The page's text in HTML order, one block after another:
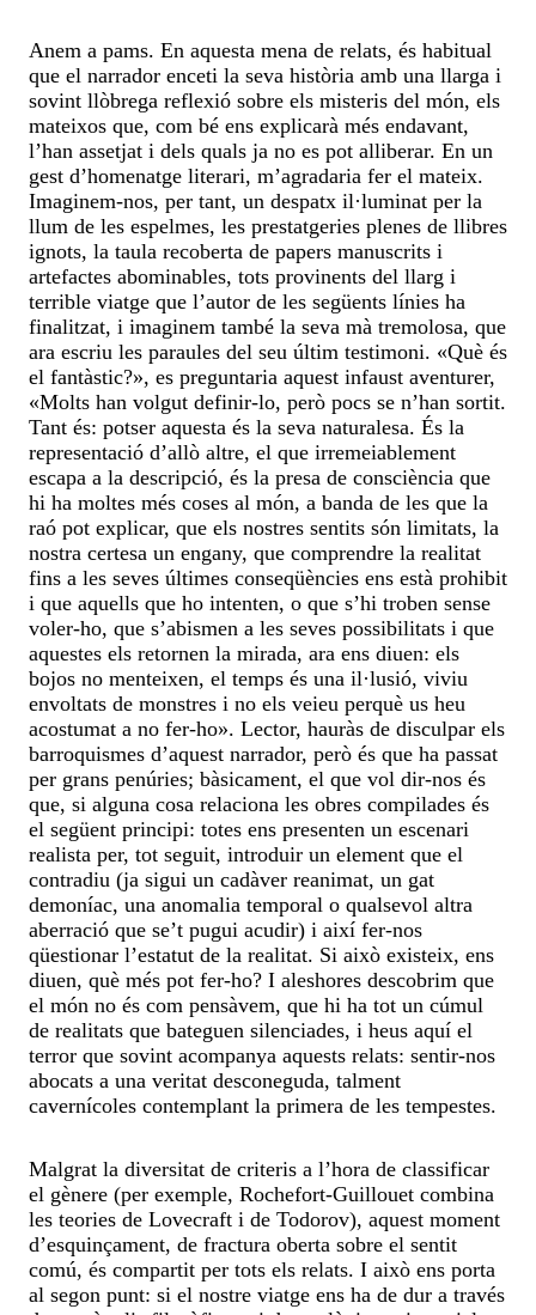
Anem a pams. En aquesta mena de relats, és habitual
que el narrador enceti la seva història amb una llarga i
sovint llòbrega reflexió sobre els misteris del món, els
mateixos que, com bé ens explicarà més endavant,
l’han assetjat i dels quals ja no es pot alliberar. En un
gest d’homenatge literari, m’agradaria fer el mateix.
Imaginem-nos, per tant, un despatx il·luminat per la
llum de les espelmes, les prestatgeries plenes de llibres
ignots, la taula recoberta de papers manuscrits i
artefactes abominables, tots provinents del llarg i
terrible viatge que l’autor de les següents línies ha
finalitzat, i imaginem també la seva mà tremolosa, que
ara escriu les paraules del seu últim testimoni. «Què és
el fantàstic?», es preguntaria aquest infaust aventurer,
«Molts han volgut definir-lo, però pocs se n’han sortit.
Tant és: potser aquesta és la seva naturalesa. És la
representació d’allò altre, el que irremeiablement
escapa a la descripció, és la presa de consciència que
hi ha moltes més coses al món, a banda de les que la
raó pot explicar, que els nostres sentits són limitats, la
nostra certesa un engany, que comprendre la realitat
fins a les seves últimes conseqüències ens està prohibit
i que aquells que ho intenten, o que s’hi troben sense
voler-ho, que s’abismen a les seves possibilitats i que
aquestes els retornen la mirada, ara ens diuen: els
bojos no menteixen, el temps és una il·lusió, viviu
envoltats de monstres i no els veieu perquè us heu
acostumat a no fer-ho». Lector, hauràs de disculpar els
barroquismes d’aquest narrador, però és que ha passat
per grans penúries; bàsicament, el que vol dir-nos és
que, si alguna cosa relaciona les obres compilades és
el següent principi: totes ens presenten un escenari
realista per, tot seguit, introduir un element que el
contradiu (ja sigui un cadàver reanimat, un gat
demoníac, una anomalia temporal o qualsevol altra
aberració que se’t pugui acudir) i així fer-nos
qüestionar l’estatut de la realitat. Si això existeix, ens
diuen, què més pot fer-ho? I aleshores descobrim que
el món no és com pensàvem, que hi ha tot un cúmul
de realitats que bateguen silenciades, i heus aquí el
terror que sovint acompanya aquests relats: sentir-nos
abocats a una veritat desconeguda, talment
cavernícoles contemplant la primera de les tempestes.
Malgrat la diversitat de criteris a l’hora de classificar
el gènere (per exemple, Rochefort-Guillouet combina
les teories de Lovecraft i de Todorov), aquest moment
d’esquinçament, de fractura oberta sobre el sentit
comú, és compartit per tots els relats. I això ens porta
al segon punt: si el nostre viatge ens ha de dur a través